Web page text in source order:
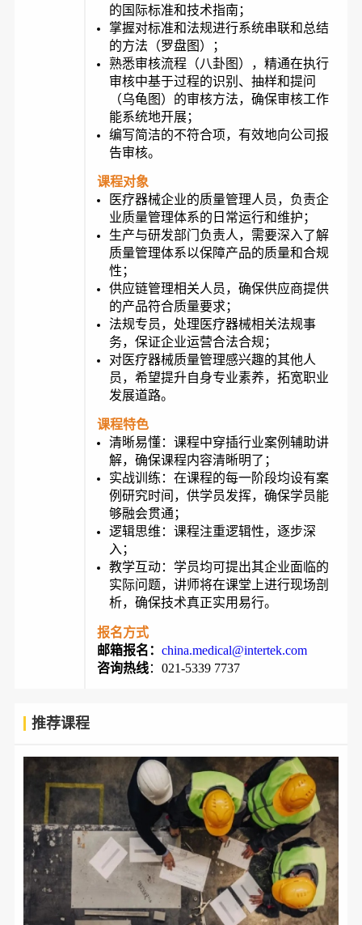
的国际标准和技术指南；
掌握对标准和法规进行系统串联和总结
的方法（罗盘图）；
熟悉审核流程（八卦图），精通在执行
审核中基于过程的识别、抽样和提问
（乌龟图）的审核方法，确保审核工作
能系统地开展；
编写简洁的不符合项，有效地向公司报
告审核。
课程对象
医疗器械企业的质量管理人员，负责企
业质量管理体系的日常运行和维护；
生产与研发部门负责人，需要深入了解
质量管理体系以保障产品的质量和合规
性；
供应链管理相关人员，确保供应商提供
的产品符合质量要求；
法规专员，处理医疗器械相关法规事
务，保证企业运营合法合规；
对医疗器械质量管理感兴趣的其他人
员，希望提升自身专业素养，拓宽职业
发展道路。
课程特色
清晰易懂：课程中穿插行业案例辅助讲
解，确保课程内容清晰明了；
实战训练：在课程的每一阶段均设有案
例研究时间，供学员发挥，确保学员能
够融会贯通；
逻辑思维：课程注重逻辑性，逐步深
入；
教学互动：学员均可提出其企业面临的
实际问题，讲师将在课堂上进行现场剖
析，确保技术真正实用易行。
报名方式
邮箱报名：china.medical@intertek.com
咨询热线：021-5339 7737
推荐课程